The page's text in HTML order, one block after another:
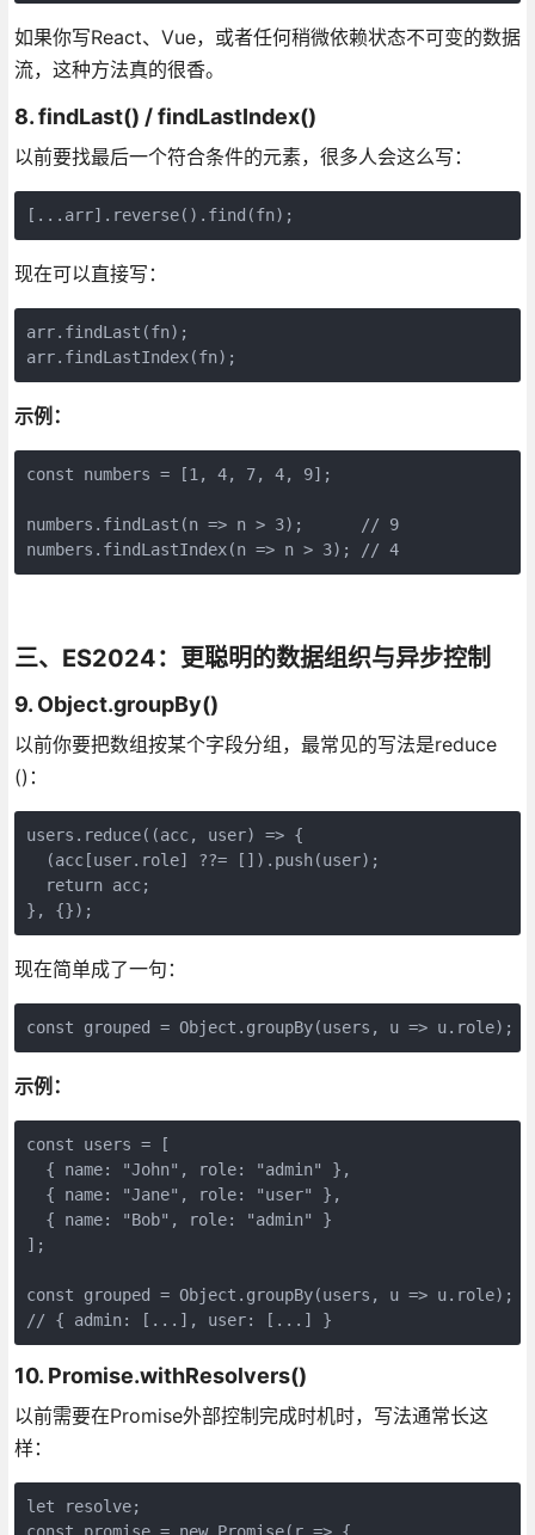
如果你写React、Vue，或者任何稍微依赖状态不可变的数据
流，这种方法真的很香。
8. findLast() / findLastIndex()
以前要找最后一个符合条件的元素，很多人会这么写：
[...arr].reverse().find(fn);
现在可以直接写：
arr.findLast(fn);
arr.findLastIndex(fn);
示例：
const numbers = [1, 4, 7, 4, 9];
numbers.findLast(n => n > 3);      // 9
numbers.findLastIndex(n => n > 3); // 4
三、ES2024：更聪明的数据组织与异步控制
9. Object.groupBy()
以前你要把数组按某个字段分组，最常见的写法是reduce
()：
users.reduce((acc, user) => {
  (acc[user.role] ??= []).push(user);
  return acc;
}, {});
现在简单成了一句：
const grouped = Object.groupBy(users, u => u.role);
示例：
const users = [
  { name: "John", role: "admin" },
  { name: "Jane", role: "user" },
  { name: "Bob", role: "admin" }
];
const grouped = Object.groupBy(users, u => u.role);
// { admin: [...], user: [...] }
10. Promise.withResolvers()
以前需要在Promise外部控制完成时机时，写法通常长这
样：
let resolve;
const promise = new Promise(r => {